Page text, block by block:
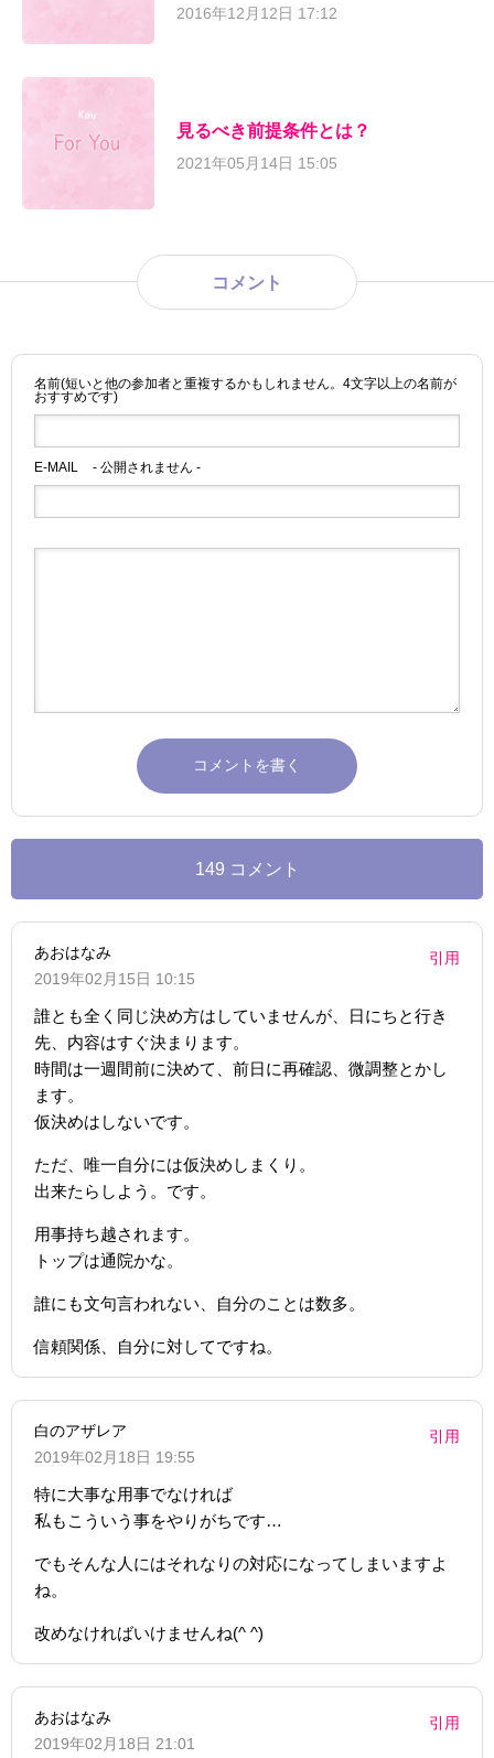
2016年12月12日 17:12
見るべき前提条件とは？
2021年05月14日 15:05
コメント
名前(短いと他の参加者と重複するかもしれません。4文字以上の名前が
おすすめです)
E-MAIL - 公開されません -
149 コメント
あおはなみ
2019年02月15日 10:15
引用
誰とも全く同じ決め方はしていませんが、日にちと行き
先、内容はすぐ決まります。
時間は一週間前に決めて、前日に再確認、微調整とかし
ます。
仮決めはしないです。
ただ、唯一自分には仮決めしまくり。
出来たらしよう。です。
用事持ち越されます。
トップは通院かな。
誰にも文句言われない、自分のことは数多。
信頼関係、自分に対してですね。
白のアザレア
2019年02月18日 19:55
引用
特に大事な用事でなければ
私もこういう事をやりがちです…
でもそんな人にはそれなりの対応になってしまいますよ
ね。
改めなければいけませんね(^ ^)
あおはなみ
2019年02月18日 21:01
引用